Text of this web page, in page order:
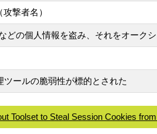
撃者名）
どの個人情報を盗み、それをオーク
ツールの脆弱性が標的とされた
Toolset to Steal Session Cookies